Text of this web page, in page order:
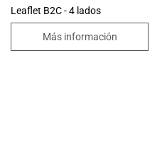
Leaflet B2C - 4 lados
Más información